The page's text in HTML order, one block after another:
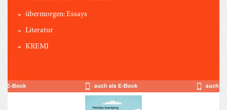
übermorgen: Essays
Literatur
KREMI